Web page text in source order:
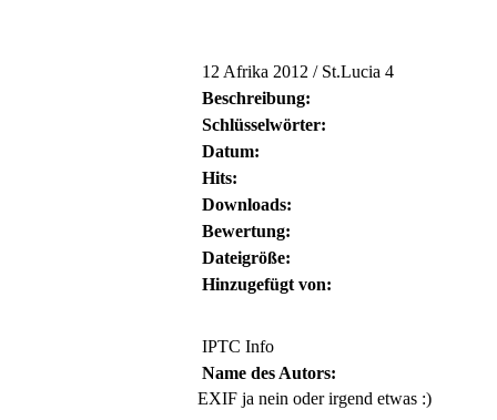
12 Afrika 2012 / St.Lucia 4
Beschreibung:
Schlüsselwörter:
Datum:
Hits:
Downloads:
Bewertung:
Dateigröße:
Hinzugefügt von:
IPTC Info
Name des Autors:
EXIF ja nein oder irgend etwas :)